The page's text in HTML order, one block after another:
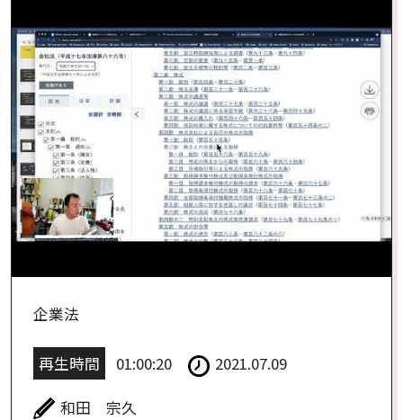
企業法
再生時間 01:00:20 2021.07.09
和田 宗久